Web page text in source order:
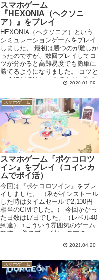
スマホゲーム
『HEXONIA（ヘクソニ
ア）』をプレイ
HEXONIA（ヘクソニア）という
シミュレーションゲームをプレイ
しました。 最初は勝つのが難しか
ったのですが、数回プレイしてコ
ツが分かると高難易度でも簡単に
勝てるようになりました。 コツと
いうほどではないのですが、私の
2020.01.09
スマホゲーム
スマホゲーム『ポケコロツ
イン』をプレイ（コインカ
ムでポイ活）
今回は『ポケコロツイン』をプレ
イしました。 （私がインストール
した時はタイムセールで2,100円
相当のCIMでした。） 今回かかっ
た日数は17日でした。（レベル40
到達） ↑こういう雰囲気のゲーム
です。 他のプレイヤーの木に
2021.04.20
スマホゲーム